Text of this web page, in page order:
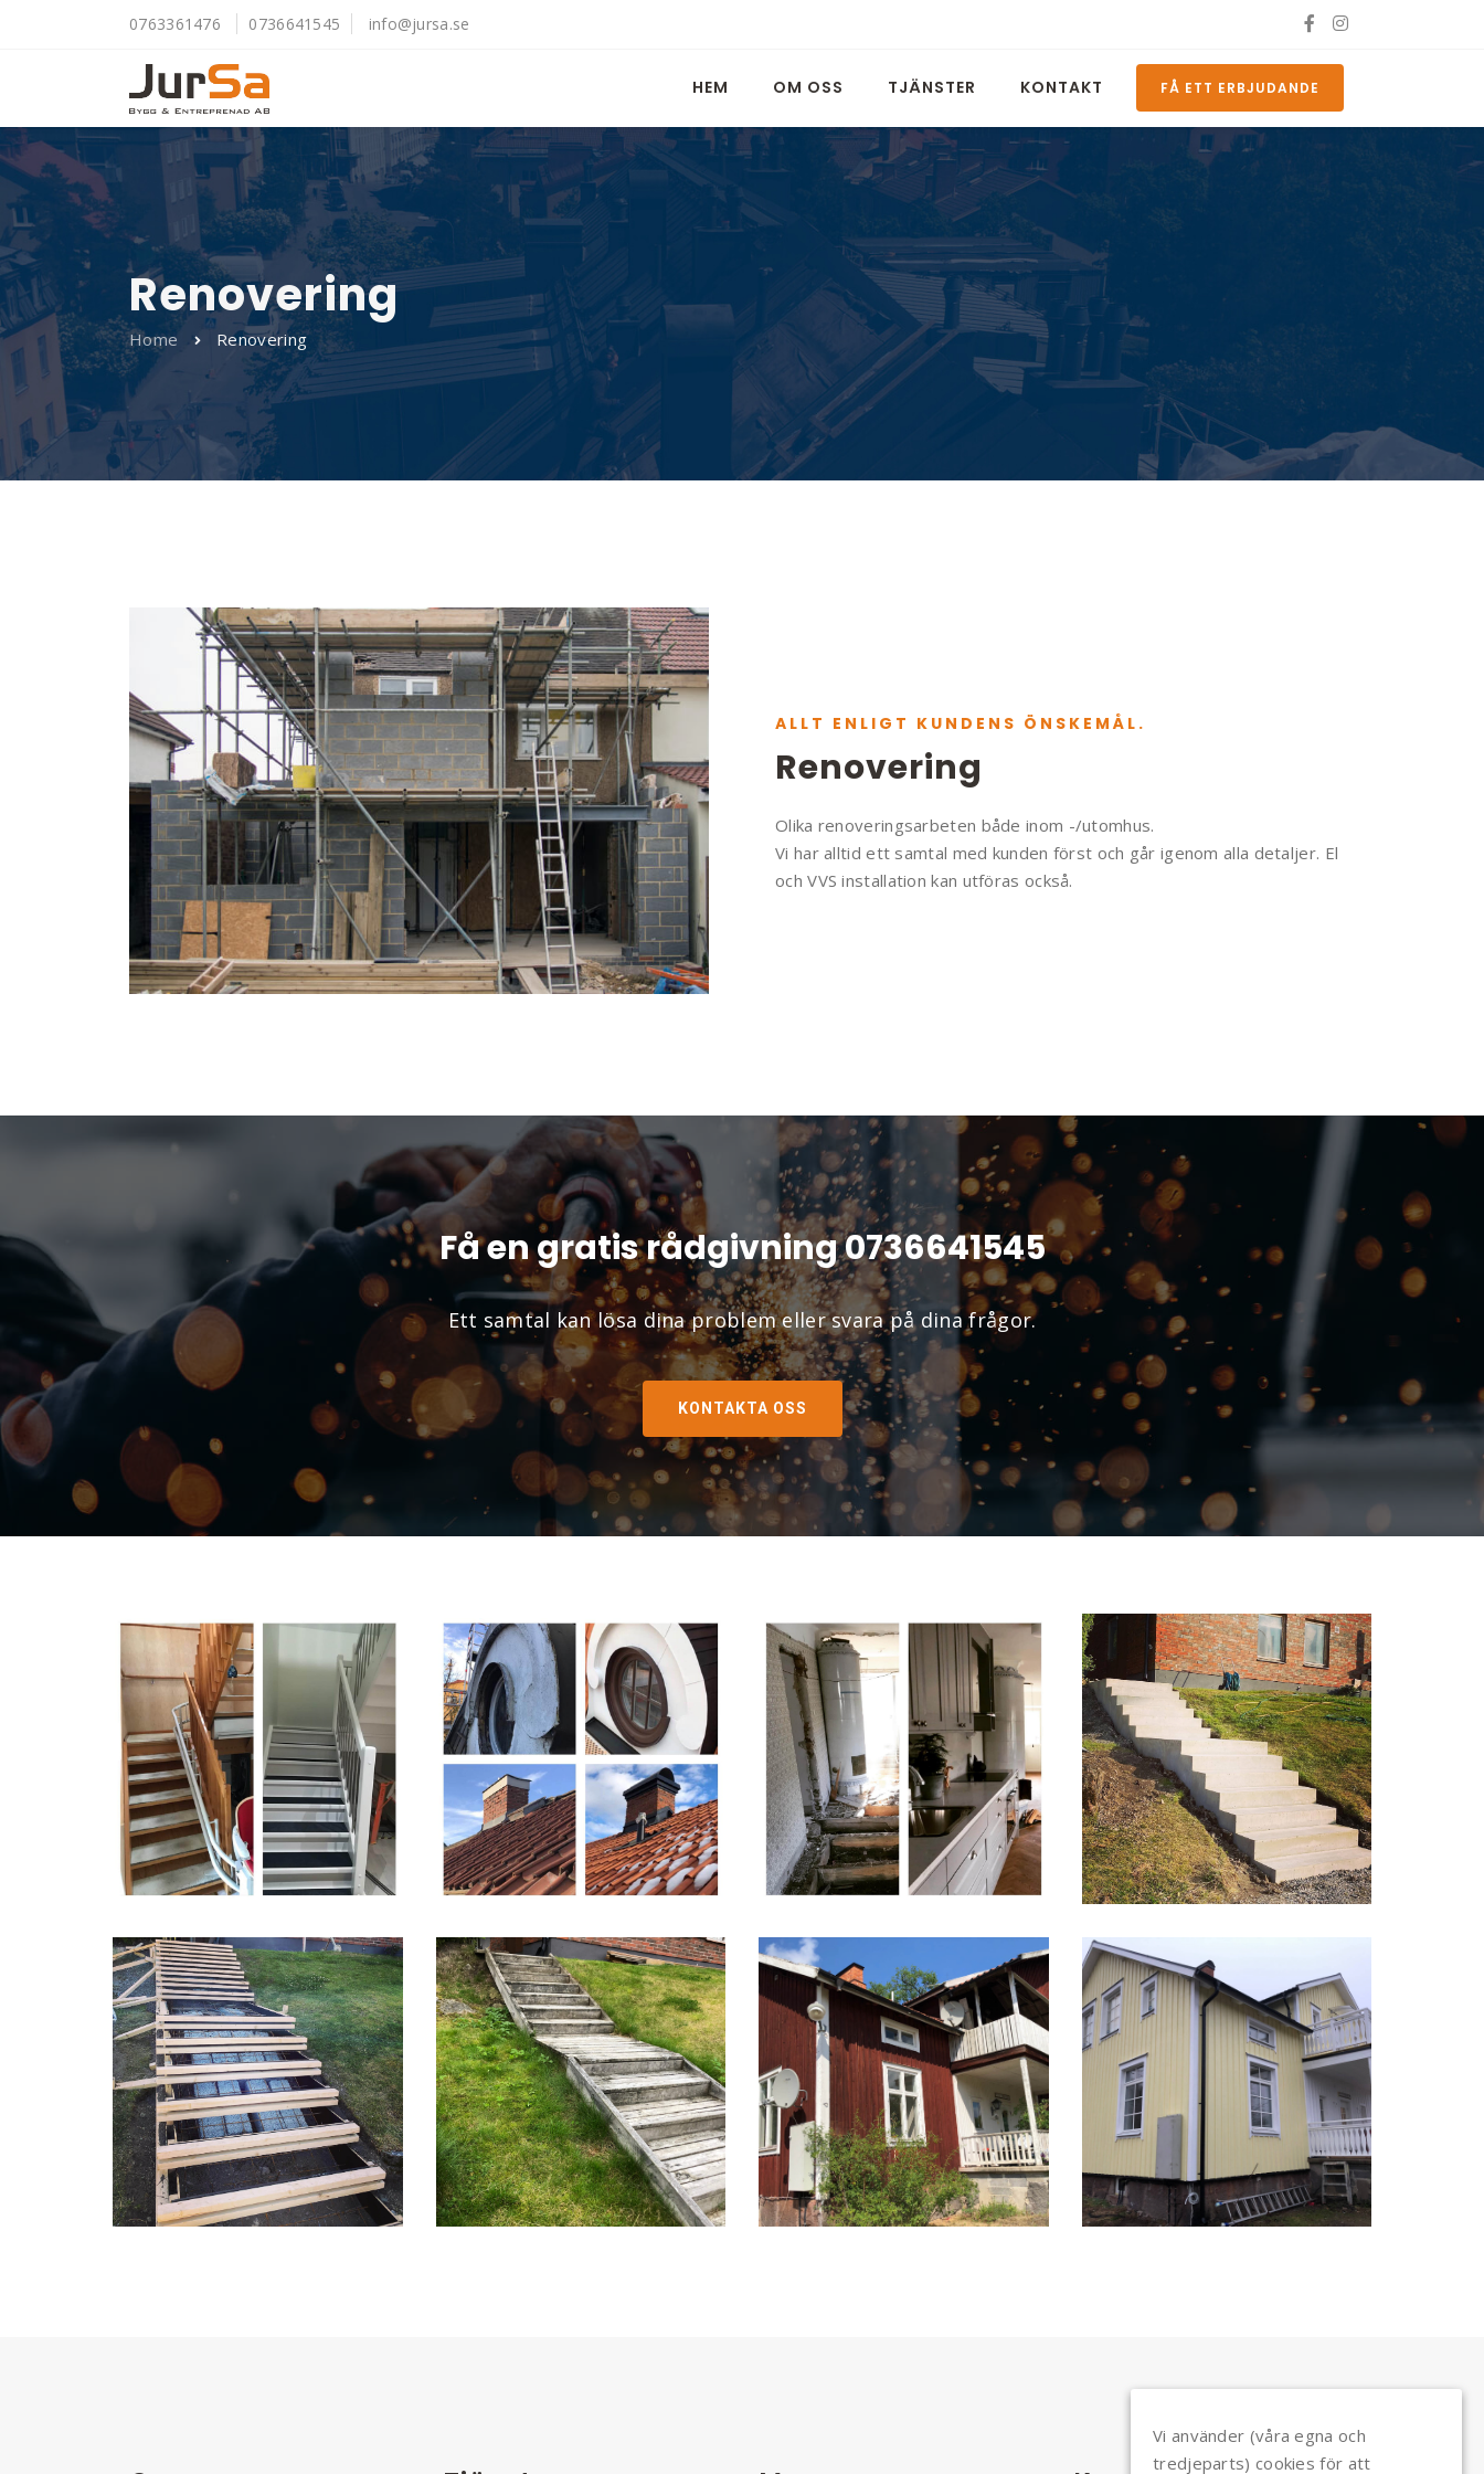
0763361476 0736641545 info@jursa.se
HEM OM OSS TJÄNSTER KONTAKT FÅ ETT ERBJUDANDE
Renovering
Home Renovering
ALLT ENLIGT KUNDENS ÖNSKEMÅL.
Renovering
Olika renoveringsarbeten både inom -/utomhus.
Vi har alltid ett samtal med kunden först och går igenom alla detaljer. El
och VVS installation kan utföras också.
Få en gratis rådgivning 0736641545
Ett samtal kan lösa dina problem eller svara på dina frågor.
KONTAKTA OSS
Vi använder (våra egna och
tredjeparts) cookies för att